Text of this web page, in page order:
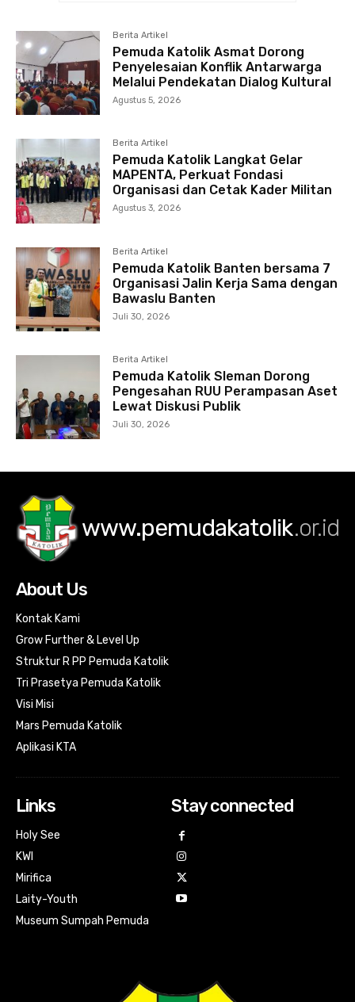
Berita Artikel
Pemuda Katolik Asmat Dorong
Penyelesaian Konflik Antarwarga
Melalui Pendekatan Dialog Kultural
Agustus 5, 2026
Berita Artikel
Pemuda Katolik Langkat Gelar
MAPENTA, Perkuat Fondasi
Organisasi dan Cetak Kader Militan
Agustus 3, 2026
Berita Artikel
Pemuda Katolik Banten bersama 7
Organisasi Jalin Kerja Sama dengan
Bawaslu Banten
Juli 30, 2026
Berita Artikel
Pemuda Katolik Sleman Dorong
Pengesahan RUU Perampasan Aset
Lewat Diskusi Publik
Juli 30, 2026
www.pemudakatolik.or.id
About Us
Kontak Kami
Grow Further & Level Up
Struktur R PP Pemuda Katolik
Tri Prasetya Pemuda Katolik
Visi Misi
Mars Pemuda Katolik
Aplikasi KTA
Links
Holy See
KWI
Mirifica
Laity-Youth
Museum Sumpah Pemuda
Stay connected